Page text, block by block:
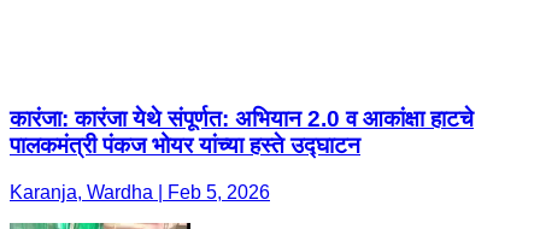
कारंजा: कारंजा येथे संपूर्णत: अभियान 2.0 व आकांक्षा हाटचे
पालकमंत्री पंकज भोयर यांच्या हस्ते उद्घाटन
Karanja, Wardha | Feb 5, 2026